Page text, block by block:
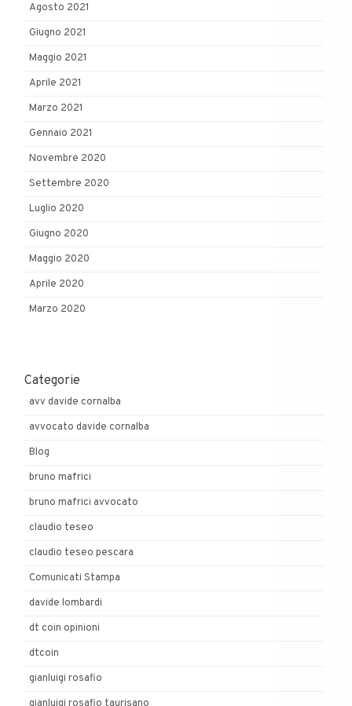
Agosto 2021
Giugno 2021
Maggio 2021
Aprile 2021
Marzo 2021
Gennaio 2021
Novembre 2020
Settembre 2020
Luglio 2020
Giugno 2020
Maggio 2020
Aprile 2020
Marzo 2020
Categorie
avv davide cornalba
avvocato davide cornalba
Blog
bruno mafrici
bruno mafrici avvocato
claudio teseo
claudio teseo pescara
Comunicati Stampa
davide lombardi
dt coin opinioni
dtcoin
gianluigi rosafio